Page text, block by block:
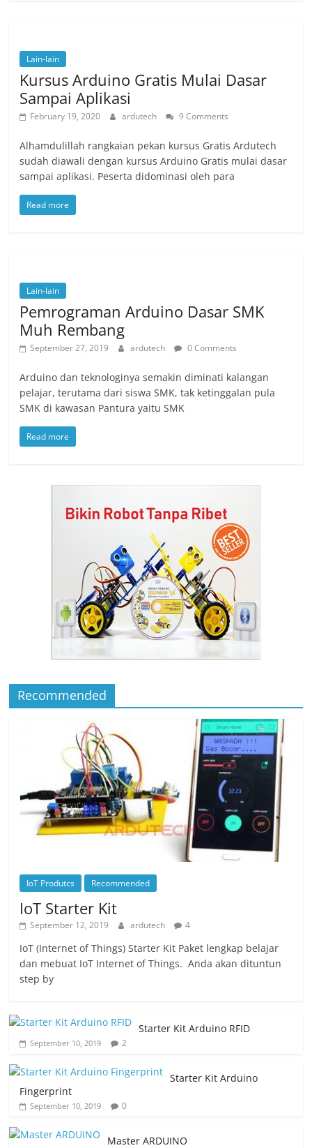
Lain-lain
Kursus Arduino Gratis Mulai Dasar
Sampai Aplikasi
February 19, 2020 ardutech 9 Comments
Alhamdulillah rangkaian pekan kursus Gratis Ardutech
sudah diawali dengan kursus Arduino Gratis mulai dasar
sampai aplikasi. Peserta didominasi oleh para
Read more
Lain-lain
Pemrograman Arduino Dasar SMK
Muh Rembang
September 27, 2019 ardutech 0 Comments
Arduino dan teknologinya semakin diminati kalangan
pelajar, terutama dari siswa SMK, tak ketinggalan pula
SMK di kawasan Pantura yaitu SMK
Read more
Recommended
IoT Produtcs Recommended
IoT Starter Kit
September 12, 2019 ardutech 4
IoT (Internet of Things) Starter Kit Paket lengkap belajar
dan mebuat IoT Internet of Things. Anda akan dituntun
step by
Starter Kit Arduino RFID
September 10, 2019 2
Starter Kit Arduino
Fingerprint
September 10, 2019 0
Master ARDUINO